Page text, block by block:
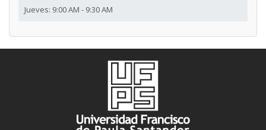
Jueves: 9:00 AM - 9:30 AM